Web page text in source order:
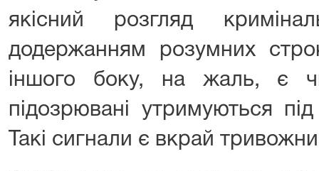
якісний розгляд
додержанням розумних
іншого боку, на жаль, є
підозрювані утримуються
Такі сигнали є вкрай